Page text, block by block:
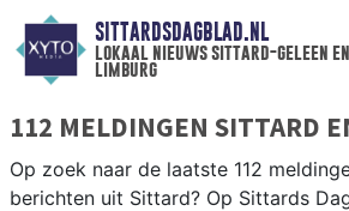
SITTARDSDAGBLAD.NL
lokaal nieuws sittard-geleen
limburg
112 MELDINGEN SITTARD
Op zoek naar de laatste 112
berichten uit Sittard? Op Sittards